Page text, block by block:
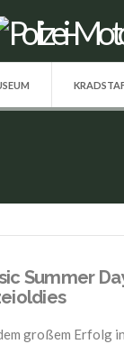
Summer
großem Erfolg